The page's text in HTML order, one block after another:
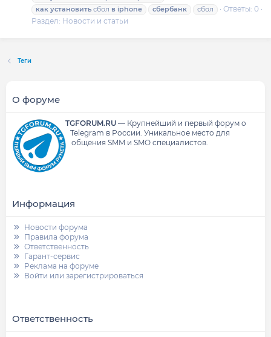
как установить сбол в iphone сбербанк сбол
Ответы: 0
Раздел: Новости и статьи
Теги
О форуме
TGFORUM.RU— Крупнейший и первый форум о
Telegram в России. Уникальное место для
общения SMM и SMO специалистов.
Информация
Новости форума
Правила форума
Ответственность
Гарант-сервис
Реклама на форуме
Войти или зарегистрироваться
Ответственность